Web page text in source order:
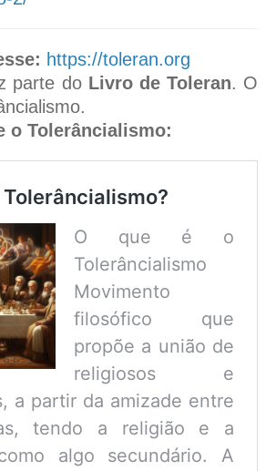
https://toleran.org
parte do Livro de Toleran. O
o Tolerâncialismo:
Tolerâncialismo?
O que é o
Tolerâncialismo
Movimento
filosófico que
propõe a união de
religiosos e
a partir da amizade entre
tendo a religião e a
algo secundário. A